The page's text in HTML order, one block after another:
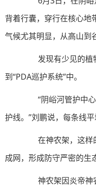
背着行囊，穿行在核心地
气候尤其明显，从高山到
发现有少见的植
到“PDA巡护系统”中。
“阴峪河管护中心
护线。”刘鹏说，每条线平
在神农架，这样
成网，形成防守严密的生
神农架因炎帝神